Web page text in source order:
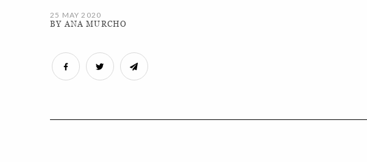
25 MAY 2020
BY ANA MURCHO